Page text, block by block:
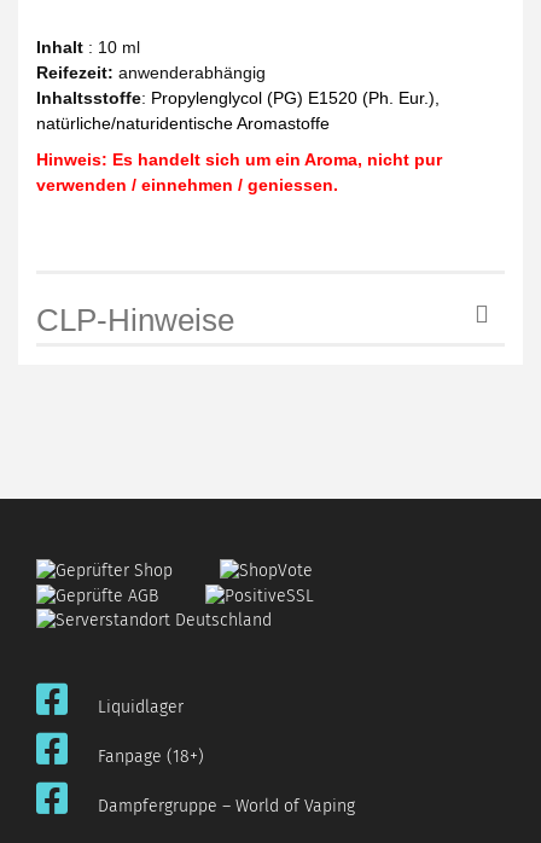
Inhalt : 10 ml
Reifezeit: anwenderabhängig
Inhaltsstoffe: Propylenglycol (PG) E1520 (Ph. Eur.),
natürliche/naturidentische Aromastoffe
Hinweis: Es handelt sich um ein Aroma, nicht pur
verwenden / einnehmen / geniessen.
CLP-Hinweise
Liquidlager
Fanpage (18+)
Dampfergruppe – World of Vaping